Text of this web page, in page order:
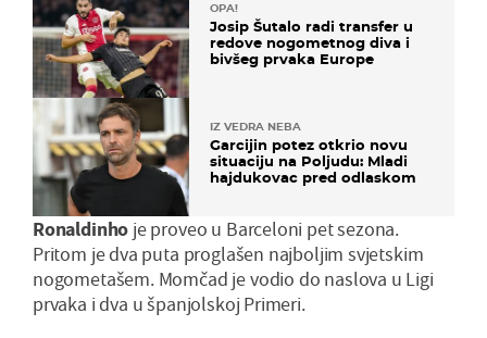
OPA!
Josip Šutalo radi transfer u
redove nogometnog diva i
bivšeg prvaka Europe
IZ VEDRA NEBA
Garcijin potez otkrio novu
situaciju na Poljudu: Mladi
hajdukovac pred odlaskom
Ronaldinho je proveo u Barceloni pet sezona.
Pritom je dva puta proglašen najboljim svjetskim
nogometašem. Momčad je vodio do naslova u Ligi
prvaka i dva u španjolskoj Primeri.